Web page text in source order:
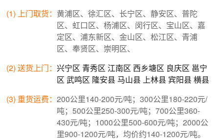
(1) 上门取货： 黄浦区、徐汇区、长宁区、静安区、普陀
区、虹口区、杨浦区、闵行区、宝山区、嘉
定区、浦东新区、金山区、松江区、青浦
区、奉贤区、崇明区、
(2) 送货上门： 兴宁区 青秀区 江南区 西乡塘区 良庆区 邕宁
区 武鸣区 隆安县 马山县 上林县 宾阳县横县
(3) 重货运费： 200公里140-200元/吨；300公里180-220元/
吨；500公里250-300元/吨；700公里360-
430元/吨；1000公里500-600元/吨；2000公
里900-1200元/吨，均价约140-1200元/吨。